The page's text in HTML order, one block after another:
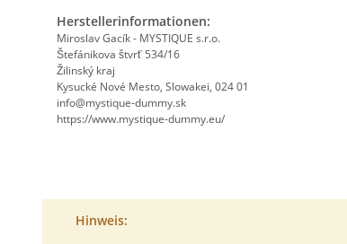
Herstellerinformationen:
Miroslav Gacík - MYSTIQUE s.r.o.
Štefánikova štvrť 534/16
Žilinský kraj
Kysucké Nové Mesto, Slowakei, 024 01
info@mystique-dummy.sk
https://www.mystique-dummy.eu/
Hinweis: